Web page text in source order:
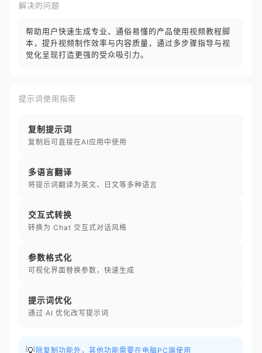
解决的问题
帮助用户快速生成专业、通俗易懂的产品使用视频教程脚
本，提升视频制作效率与内容质量，通过多步骤指导与视
觉化呈现打造更强的受众吸引力。
提示词使用指南
复制提示词
复制后可直接在AI应用中使用
多语言翻译
将提示词翻译为英文、日文等多种语言
交互式转换
转换为 Chat 交互式对话风格
参数格式化
可视化界面替换参数，快速生成
提示词优化
通过 AI 优化改写提示词
💡 除复制功能外，其他功能需要在电脑PC端使用